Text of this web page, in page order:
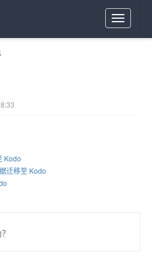
Toggle
navigation
Kodo
迁移至 Kodo